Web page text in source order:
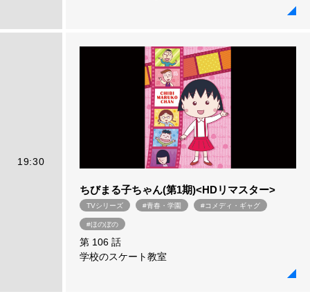
19:30
ちびまる子ちゃん(第1期)<HDリマスター>
TVシリーズ #青春・学園 #コメディ・ギャグ
#ほのぼの
第 106 話
学校のスケート教室